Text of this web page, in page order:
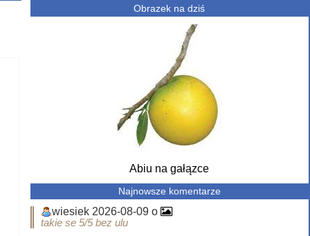
Obrazek na dziś
Abiu na gałązce
Najnowsze komentarze
wiesiek 2026-08-09 o
takie se 5/5 bez ulu